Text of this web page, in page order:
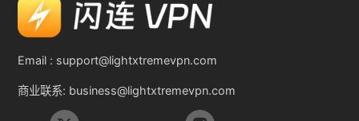
Email : support@lightxtremevpn.com
商业联系: business@lightxtremevpn.com